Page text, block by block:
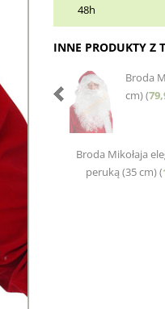
48h
INNE PRODUKTY Z
Broda
cm) (
Broda Mikołaja
peruką (35 cm) (